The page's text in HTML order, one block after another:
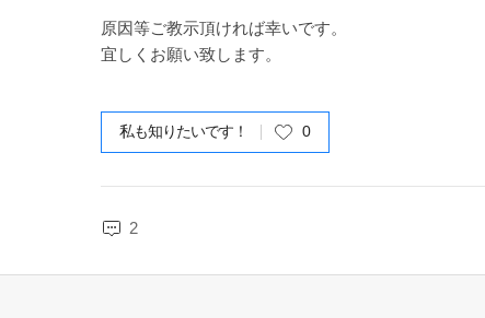
原因等ご教示頂ければ幸いです。
宜しくお願い致します。
私も知りたいです！ 0
2